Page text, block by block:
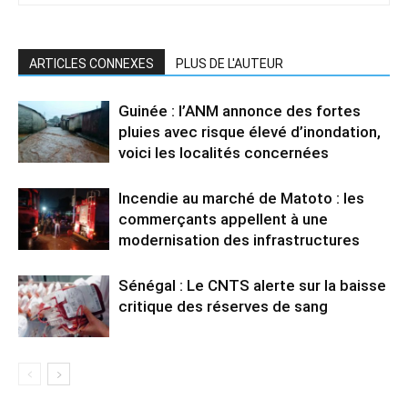
ARTICLES CONNEXES PLUS DE L'AUTEUR
Guinée : l’ANM annonce des fortes
pluies avec risque élevé d’inondation,
voici les localités concernées
Incendie au marché de Matoto : les
commerçants appellent à une
modernisation des infrastructures
Sénégal : Le CNTS alerte sur la baisse
critique des réserves de sang